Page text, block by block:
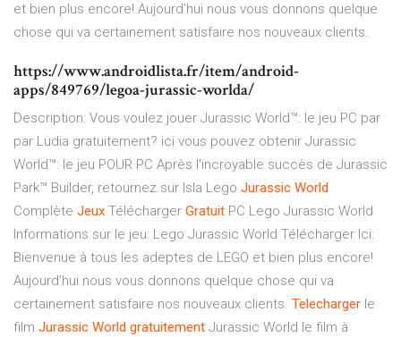
et bien plus encore! Aujourd’hui nous vous donnons quelque
chose qui va certainement satisfaire nos nouveaux clients.
https://www.androidlista.fr/item/android-
apps/849769/legoa-jurassic-worlda/
Description: Vous voulez jouer Jurassic World™: le jeu PC par
par Ludia gratuitement? ici vous pouvez obtenir Jurassic
World™: le jeu POUR PC Après l'incroyable succès de Jurassic
Park™ Builder, retournez sur Isla Lego Jurassic World
Complète Jeux Télécharger Gratuit PC Lego Jurassic World
Informations sur le jeu: Lego Jurassic World Télécharger Ici:
Bienvenue à tous les adeptes de LEGO et bien plus encore!
Aujourd’hui nous vous donnons quelque chose qui va
certainement satisfaire nos nouveaux clients. Telecharger le
film Jurassic World gratuitement Jurassic World le film à